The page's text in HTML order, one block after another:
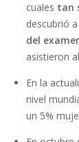
cuales tan
descubrió a
del
asistieron
En la
nivel
un 5%